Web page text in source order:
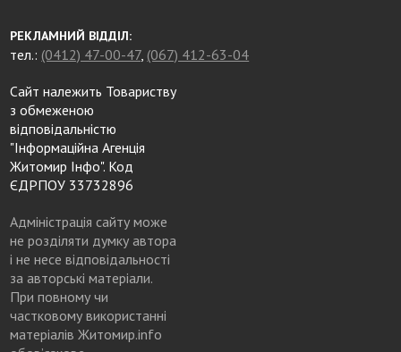
РЕКЛАМНИЙ ВІДДІЛ:
тел.: (0412) 47-00-47, (067) 412-63-04
Сайт належить Товариству
з обмеженою
відповідальністю
"Інформаційна Агенція
Житомир Інфо". Код
ЄДРПОУ 33732896
Адміністрація сайту може
не розділяти думку автора
і не несе відповідальності
за авторські матеріали.
При повному чи
частковому використанні
матеріалів Житомир.info